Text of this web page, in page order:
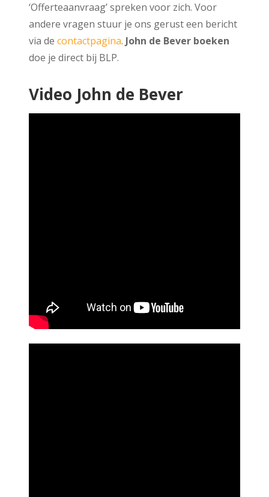
‘Offerteaanvraag’ spreken voor zich. Voor
andere vragen stuur je ons gerust een bericht
via de contactpagina. John de Bever boeken
doe je direct bij BLP.
Video John de Bever